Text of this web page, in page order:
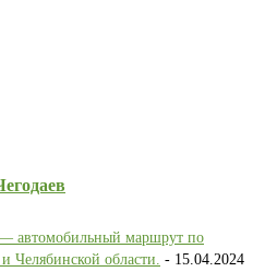
автомобильный маршрут по
Челябинской области. - 15.04.2024